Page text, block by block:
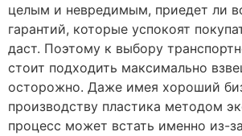
целым и невредимым, приедет ли
гарантий, которые успокоят
даст. Поэтому к выбору
стоит подходить максимально
осторожно. Даже имея хороший
производству пластика методом
процесс может встать именно из-